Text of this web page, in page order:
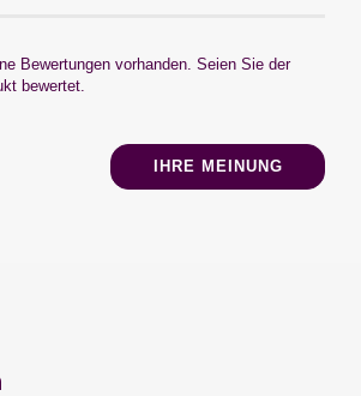
Bewertungen vorhanden. Seien Sie der
bewertet.
IHRE MEINUNG